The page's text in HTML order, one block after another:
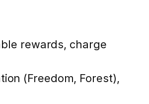
rewards, charge
(Freedom, Forest),